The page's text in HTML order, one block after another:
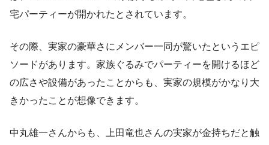
宅パーティーが開かれたとされています。
その際、実家の豪華さにメンバー一同が驚いたというエピ
ソードがあります。家族ぐるみでパーティーを開けるほど
の広さや設備があったことからも、実家の規模がかなり大
きかったことが想像できます。
中丸雄一さんからも、上田竜也さんの実家が金持ちだと触